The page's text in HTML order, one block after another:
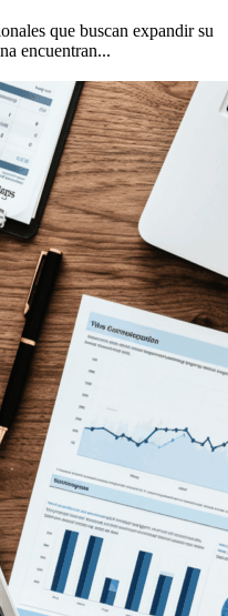
que buscan expandir su
encuentran...